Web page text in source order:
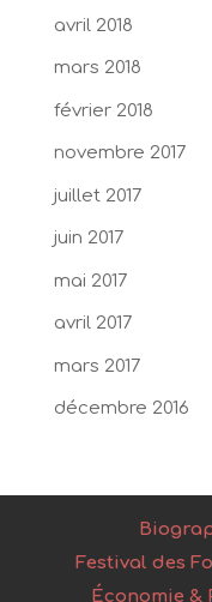
avril 2018
mars 2018
février 2018
novembre 2017
juillet 2017
juin 2017
mai 2017
avril 2017
mars 2017
décembre 2016
Festival des
Économie